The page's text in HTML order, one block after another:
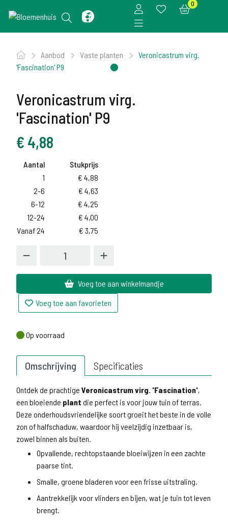
0
Aanbod Vaste planten
Veronicastrum virg.
'Fascination' P9
Veronicastrum virg.
'Fascination' P9
€ 4,88
Aantal
Stukprijs
1
€ 4,88
2-6
€ 4,63
6-12
€ 4,25
12-24
€ 4,00
Vanaf 24
€ 3,75
Voeg toe aan winkelmandje
Voeg toe aan favorieten
Op voorraad
Op voorraad
Omschrijving Specificaties
Ontdek de prachtige Veronicastrum virg. 'Fascination',
een bloeiende plant die perfect is voor jouw tuin of terras.
Deze onderhoudsvriendelijke soort groeit het beste in de volle
zon of halfschaduw, waardoor hij veelzijdig inzetbaar is,
zowel binnen als buiten.
Opvallende, rechtopstaande bloeiwijzen in een zachte
paarse tint.
Smalle, groene bladeren voor een frisse uitstraling.
Aantrekkelijk voor vlinders en bijen, wat je tuin tot leven
brengt.